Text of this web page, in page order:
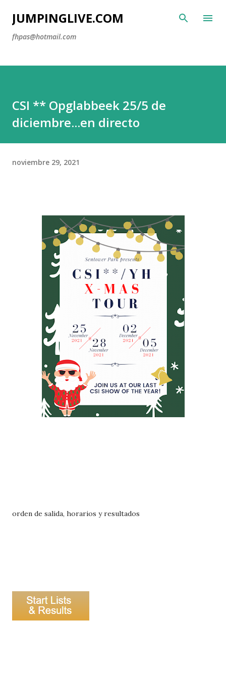
Ir al contenido principal
JUMPINGLIVE.COM
fhpas@hotmail.com
CSI ** Opglabbeek 25/5 de
diciembre...en directo
noviembre 29, 2021
orden de salida, horarios y resultados